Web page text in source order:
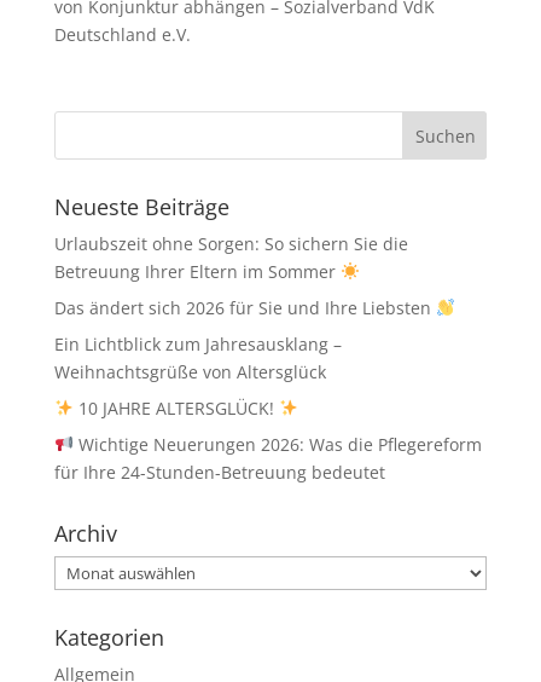
von Konjunktur abhängen – Sozialverband VdK
Deutschland e.V.
Neueste Beiträge
Urlaubszeit ohne Sorgen: So sichern Sie die
Betreuung Ihrer Eltern im Sommer
Das ändert sich 2026 für Sie und Ihre Liebsten
Ein Lichtblick zum Jahresausklang –
Weihnachtsgrüße von Altersglück
10 JAHRE ALTERSGLÜCK!
Wichtige Neuerungen 2026: Was die Pflegereform
für Ihre 24-Stunden-Betreuung bedeutet
Archiv
Archiv
Kategorien
Allgemein